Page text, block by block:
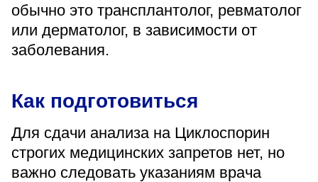
обычно это трансплантолог, ревматолог
или дерматолог, в зависимости от
заболевания.
Как подготовиться
Для сдачи анализа на Циклоспорин
строгих медицинских запретов нет, но
важно следовать указаниям врача